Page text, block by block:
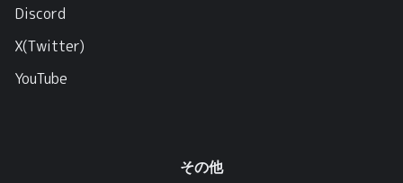
Discord
X(Twitter)
YouTube
その他